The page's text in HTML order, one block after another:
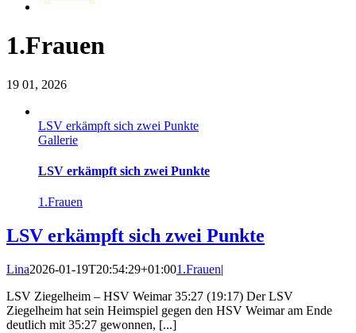
1.Frauen
19 01, 2026
LSV erkämpft sich zwei Punkte
Gallerie
LSV erkämpft sich zwei Punkte
1.Frauen
LSV erkämpft sich zwei Punkte
Lina2026-01-19T20:54:29+01:001.Frauen|
LSV Ziegelheim – HSV Weimar 35:27 (19:17) Der LSV
Ziegelheim hat sein Heimspiel gegen den HSV Weimar am Ende
deutlich mit 35:27 gewonnen, [...]